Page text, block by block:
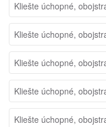
Kliešte úchopné,
Kliešte úchopné,
Kliešte úchopné,
Kliešte úchopné,
Kliešte úchopné,